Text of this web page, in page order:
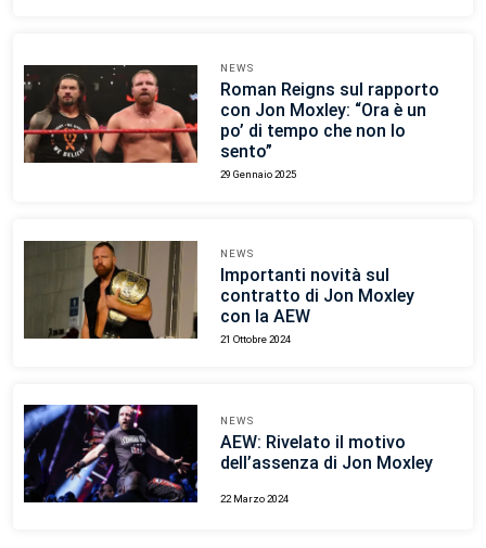
NEWS
Roman Reigns sul rapporto
con Jon Moxley: “Ora è un
po’ di tempo che non lo
sento”
29 Gennaio 2025
NEWS
Importanti novità sul
contratto di Jon Moxley
con la AEW
21 Ottobre 2024
NEWS
AEW: Rivelato il motivo
dell’assenza di Jon Moxley
22 Marzo 2024